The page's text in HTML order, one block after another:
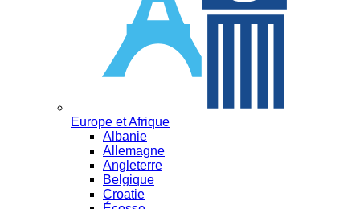
Europe et Afrique
Albanie
Allemagne
Angleterre
Belgique
Croatie